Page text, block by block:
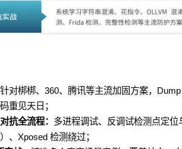
针对梆梆、360、腾讯等主流加固方案，
重见天日；
抗全流程： 多进程调试、反调试检测点定
、Xposed 检测绕过；